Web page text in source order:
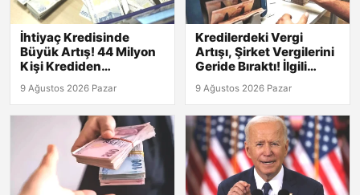
İhtiyaç Kredisinde
Büyük Artış! 44 Milyon
Kişi Krediden
9 Ağustos 2026 Pazar
Kredilerdeki Vergi
Artışı, Şirket Vergilerini
Geride Bıraktı! İlgili
9 Ağustos 2026 Pazar